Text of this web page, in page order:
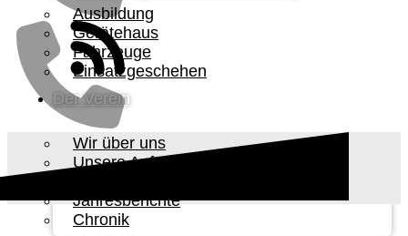
Ausbildung
Gerätehaus
Fahrzeuge
Einsatzgeschehen
Der Verein
Wir über uns
Unsere Aufgabe
Jahresberichte
Chronik